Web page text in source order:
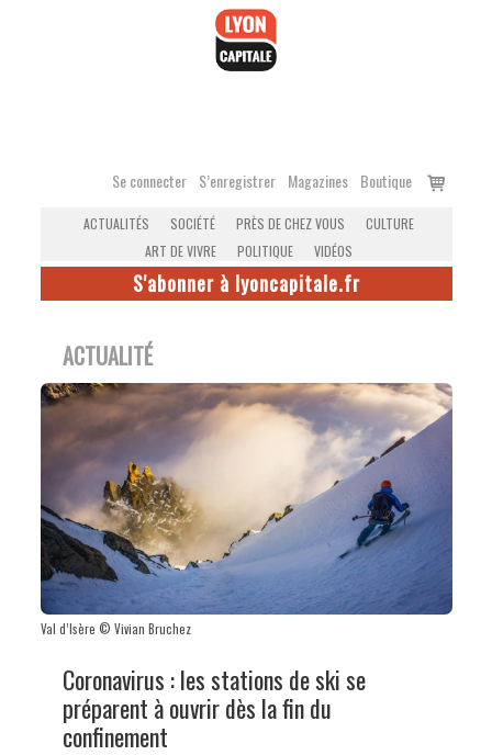
Se connecter S’enregistrer Magazines Boutique
Voir
ACTUALITÉS SOCIÉTÉ PRÈS DE CHEZ VOUS
CULTURE
ART DE VIVRE
POLITIQUE VIDÉOS
S'abonner à lyoncapitale.fr
ACTUALITÉ
Val d’Isère © Vivian Bruchez
Coronavirus : les stations de ski se
préparent à ouvrir dès la fin du
confinement